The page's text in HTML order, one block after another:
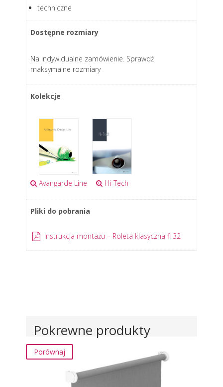
techniczne
Dostępne rozmiary
Na indywidualne zamówienie. Sprawdź
maksymalne rozmiary
Kolekcje
Avangarde Line Hi-Tech
Pliki do pobrania
Instrukcja montażu – Roleta klasyczna fi 32
Pokrewne produkty
Porównaj